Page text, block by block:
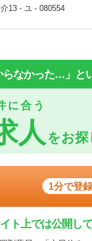
13 - ユ - 080554
らなかった…」と
に合う
人をお探
1分で登
ト上では公開し